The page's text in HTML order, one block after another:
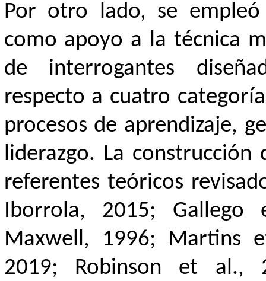
Por otro lado, se
como apoyo a la técnica
de interrogantes
respecto a cuatro
procesos de aprendizaje,
liderazgo. La
referentes teóricos
Iborrola, 2015;
Maxwell, 1996; Martins
2019; Robinson et al.,